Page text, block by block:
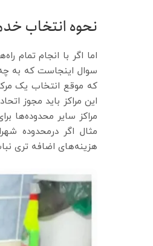
نحوه انتخاب
اما اگر با انجام تمام
سوال اینجاست که به چه
که موقع انتخاب یک مرکز
این مراکز باید مجوز
مراکز سایر محدوده‌ها
مثال اگر درمحدوده
هزینه‌های اضافه تری